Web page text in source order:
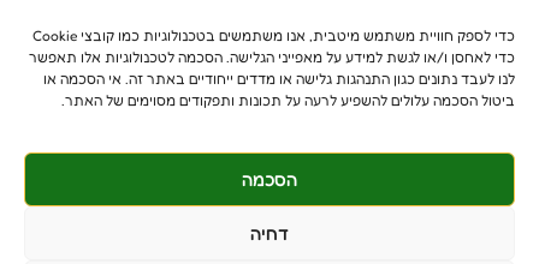
כדי לספק חוויית משתמש מיטבית, אנו משתמשים בטכנולוגיות כמו קובצי Cookie
כדי לאחסן ו/או לגשת למידע על מאפייני הגלישה. הסכמה לטכנולוגיות אלו תאפשר
לנו לעבד נתונים כגון התנהגות גלישה או מדדים ייחודיים באתר זה. אי הסכמה או
ביטול הסכמה עלולים להשפיע לרעה על תכונות ותפקודים מסוימים של האתר.
הסכמה
דחיה
בגינה. היא מתאימה גם לגידול בעציצים גדולים על מרפסות ופטיו.
© כל הזכויות שמורות